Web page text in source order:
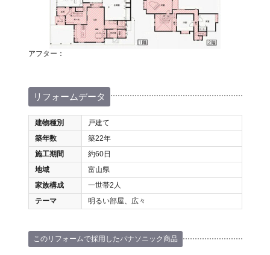
アフター：
リフォームデータ
建物種別
戸建て
築年数
築22年
施工期間
約60日
地域
富山県
家族構成
一世帯2人
テーマ
明るい部屋、広々
このリフォームで採用したパナソニック商品